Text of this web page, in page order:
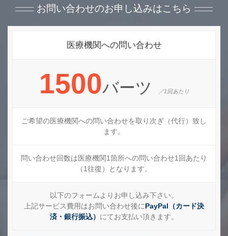
お問い合わせのお申し込みはこちら
医療機関への問い合わせ
1500バーツ ／1回あたり
ご希望の医療機関への問い合わせを取り次ぎ（代行）致し
ます。
問い合わせ回数は医療機関1箇所への問い合わせ1回あたり
（1往復）となります。
以下のフォームよりお申し込み下さい。
上記サービス費用はお問い合わせ後にPayPal（カード決
済・銀行振込） にてお支払い頂きます。